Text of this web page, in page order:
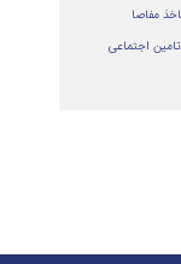
اخذ مفاصا
تامین اجتماعی